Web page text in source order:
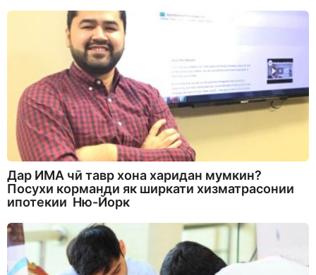
Дар ИМА чӣ тавр хона харидан мумкин?
Посухи корманди як ширкати хизматрасонии
ипотекии Ню-Йорк